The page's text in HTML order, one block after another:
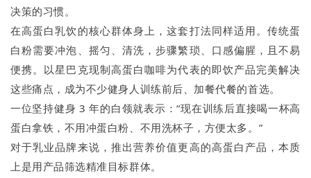
决策的习惯。
在高蛋白乳饮的核心群体身上，这套打法同样适用。传统蛋
白粉需要冲泡、摇匀、清洗，步骤繁琐、口感偏腥，且不易
便携。以星巴克现制高蛋白咖啡为代表的即饮产品完美解决
这些痛点，成为不少健身人训练前后、加餐代餐的首选。
一位坚持健身 3 年的白领就表示：“现在训练后直接喝一杯高
蛋白拿铁，不用冲蛋白粉、不用洗杯子，方便太多。”
对于乳业品牌来说，推出营养价值更高的高蛋白产品，本质
上是用产品筛选精准目标群体。